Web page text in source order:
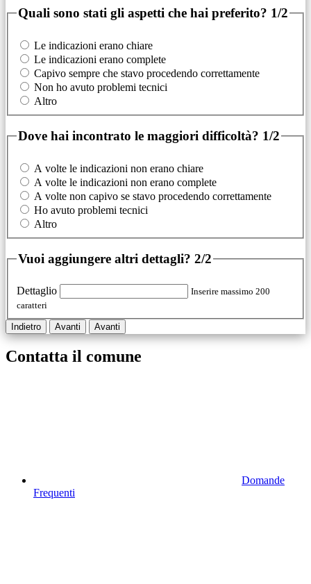
Quali sono stati gli aspetti che hai preferito? 1/2
Le indicazioni erano chiare
Le indicazioni erano complete
Capivo sempre che stavo procedendo correttamente
Non ho avuto problemi tecnici
Altro
Dove hai incontrato le maggiori difficoltà? 1/2
A volte le indicazioni non erano chiare
A volte le indicazioni non erano complete
A volte non capivo se stavo procedendo correttamente
Ho avuto problemi tecnici
Altro
Vuoi aggiungere altri dettagli? 2/2
Dettaglio
Inserire massimo 200
caratteri
Indietro Avanti Avanti
Contatta il comune
Domande
Frequenti